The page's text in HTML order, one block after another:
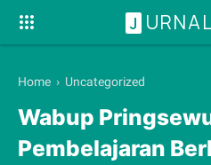
J
Home › Uncategorized
Wabup
Pembelajaran